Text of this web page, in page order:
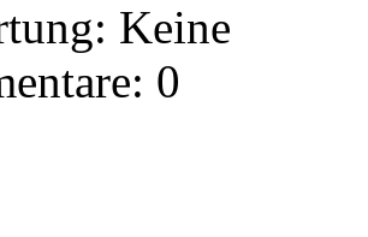
Keine
0